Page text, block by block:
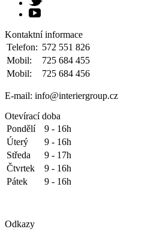
Kontaktní informace
Telefon: 572 551 826
Mobil:
725 684 455
Mobil:
725 684 456
E-mail: info@interiergroup.cz
Otevírací doba
Pondělí
9 - 16h
Úterý
9 - 16h
Středa
9 - 17h
Čtvrtek
9 - 16h
Pátek
9 - 16h
Odkazy